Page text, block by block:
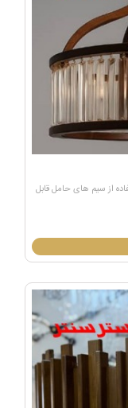
از سیم های حامل قابل